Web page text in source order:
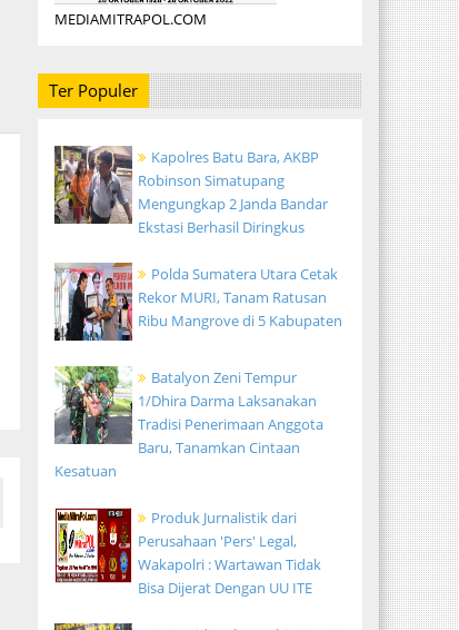
MEDIAMITRAPOL.COM
Ter Populer
Kapolres Batu Bara, AKBP
Robinson Simatupang
Mengungkap 2 Janda Bandar
Ekstasi Berhasil Diringkus
Polda Sumatera Utara Cetak
Rekor MURI, Tanam Ratusan
Ribu Mangrove di 5 Kabupaten
Batalyon Zeni Tempur
1/Dhira Darma Laksanakan
Tradisi Penerimaan Anggota
Baru, Tanamkan Cintaan
Kesatuan
Produk Jurnalistik dari
Perusahaan 'Pers' Legal,
Wakapolri : Wartawan Tidak
Bisa Dijerat Dengan UU ITE